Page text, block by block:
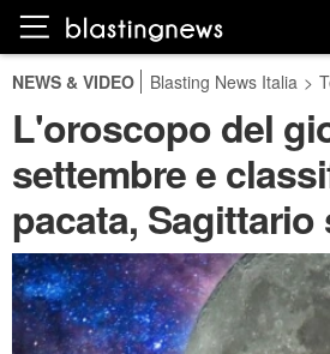
NEWS & VIDEO Blasting News Italia >
L'oroscopo del
settembre e
pacata,